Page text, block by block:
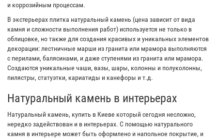
и коррозийным процессам.
В экстерьерах плитка натуральный камень (цена зависит от вида
камня и сложности выполнения работ) используется не только в
облицовке, но также для создания красивых и уникальных элементов
декорации: лестничные марши из гранита или мрамора выполняются
с перилами, балясинами, и даже ступенями из гранита или мрамора.
Создаются уникальные чаши, вазы, шары, колонны и полуколонны,
пилястры, статуэтки, кариатиды и канефоры и т.д.
Натуральный камень в интерьерах
Натуральный камень, купить в Киеве который сегодня несложно,
нередко задействован и в интерьерах. С помощью натурального
камня в интерьере может быть оформлено и напольное покрытие, и